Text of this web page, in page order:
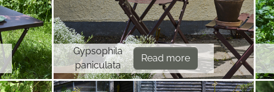
Gypsophila
paniculata
Read more